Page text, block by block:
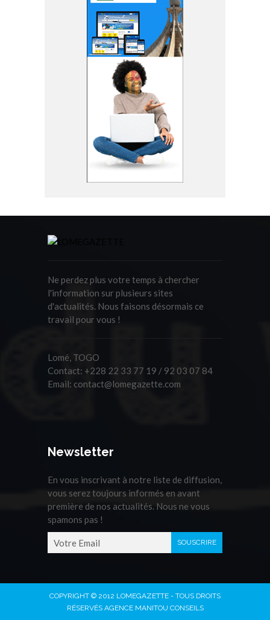
Ne perdez plus votre temps à chercher
l'information sur plusieurs sites
d'actualités. Nous faisons désormais ce
travail pour vous !
Lomé, TOGO
Contact: +228 22 33 77 19 / 92 03 07 84
Email: contact@lomegazette.com
Newsletter
En vous inscrivant à notre liste de diffusion,
vous serez toujours informés en avant
première de nos actualités. Nous ne vous
spamons pas !
COPYRIGHT © 2012 LOMEGAZETTE - TOUS DROITS
RÉSERVÉS AGENCE MANITOU CONSEILS